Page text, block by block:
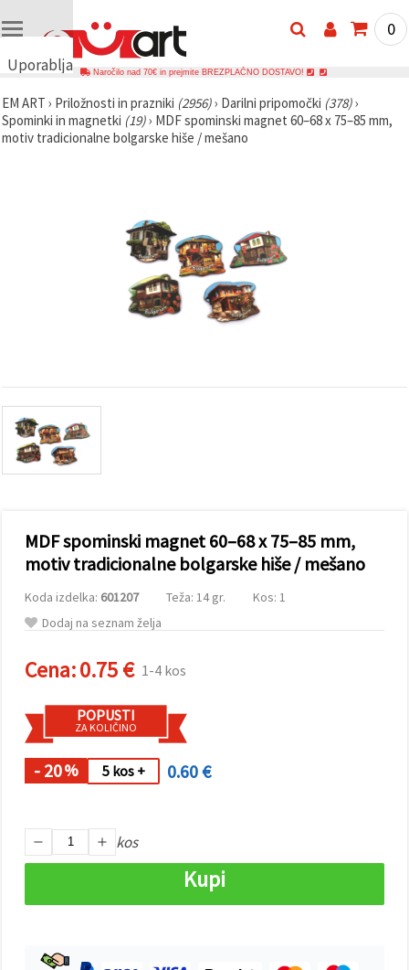
Uporabljamo
🍪
Uporabljamo
piškotke in
prikazujemo
vsebine in
oglase, tudi
s pomočjo
naših
partnerjev
»Sprejmi
lahko
uporabo
vseh
piškotkov.
označite
preference z
izbiro
določene
vrste
piškotkov
in klikom
Sprejmi
Nastavitve
0
Naročilo nad 70€ in prejmite BREZPLAČNO DOSTAVO!
EM ART › Priložnosti in prazniki (2956)› Darilni pripomočki (378)›
Spominki in magnetki (19)› MDF spominski magnet 60–68 x 75–85 mm,
motiv tradicionalne bolgarske hiše / mešano
MDF spominski magnet 60–68 x 75–85 mm,
motiv tradicionalne bolgarske hiše / mešano
Koda izdelka: 601207 Teža: 14 gr.
Kos: 1
Dodaj na seznam želja
Cena:0.75 € 1-4 kos
POPUSTI
ZA KOLIČINO
- 20% 5 kos + 0.60 €
kos
Kupi